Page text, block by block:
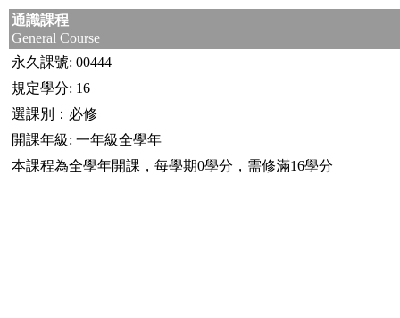
通識課程
General Course
永久課號: 00444
規定學分: 16
選課別：必修
開課年級: 一年級全學年
本課程為全學年開課，每學期0學分，需修滿16學分